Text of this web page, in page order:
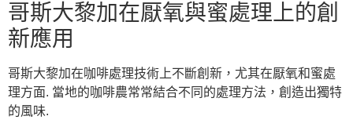
哥斯大黎加在厭氧與蜜處理上的創
新應用
哥斯大黎加在咖啡處理技術上不斷創新，尤其在厭氧和蜜處
理方面. 當地的咖啡農常常結合不同的處理方法，創造出獨特
的風味.